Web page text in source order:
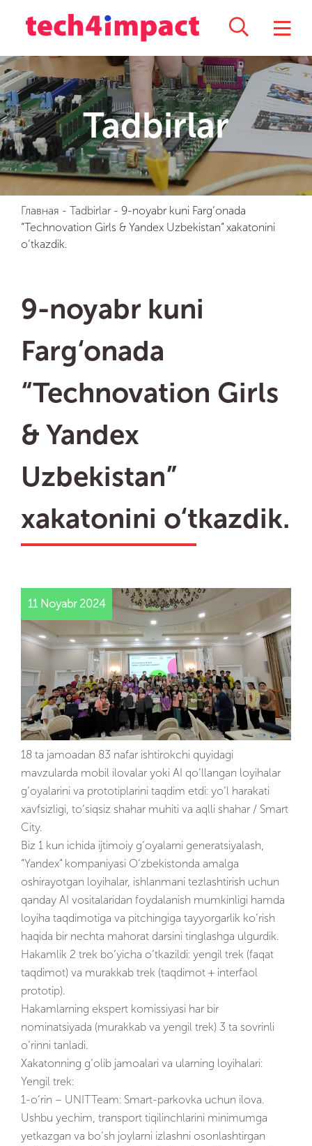
Tadbirlar
Главная - Tadbirlar - 9-noyabr kuni Farg‘onada
“Technovation Girls & Yandex Uzbekistan” xakatonini
o‘tkazdik.
9-noyabr kuni
Farg‘onada
“Technovation Girls
& Yandex
Uzbekistan”
xakatonini o‘tkazdik.
11 Noyabr 2024
18 ta jamoadan 83 nafar ishtirokchi quyidagi
mavzularda mobil ilovalar yoki AI qo‘llangan loyihalar
g‘oyalarini va prototiplarini taqdim etdi: yo‘l harakati
xavfsizligi, to‘siqsiz shahar muhiti va aqlli shahar / Smart
City.
Biz 1 kun ichida ijtimoiy g‘oyalarni generatsiyalash,
“Yandex” kompaniyasi О‘zbekistonda amalga
oshirayotgan loyihalar, ishlanmani tezlashtirish uchun
qanday AI vositalaridan foydalanish mumkinligi hamda
loyiha taqdimotiga va pitchingiga tayyorgarlik ko‘rish
haqida bir nechta mahorat darsini tinglashga ulgurdik.
Hakamlik 2 trek bo‘yicha o‘tkazildi: yengil trek (faqat
taqdimot) va murakkab trek (taqdimot + interfaol
prototip).
Hakamlarning ekspert komissiyasi har bir
nominatsiyada (murakkab va yengil trek) 3 ta sovrinli
o‘rinni tanladi.
Xakatonning g‘olib jamoalari va ularning loyihalari:
Yengil trek:
1-o‘rin – UNITTeam: Smart-parkovka uchun ilova.
Ushbu yechim, transport tiqilinchlarini minimumga
yetkazgan va bo‘sh joylarni izlashni osonlashtirgan